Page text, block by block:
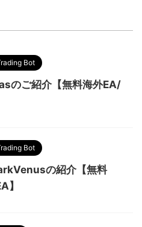
Bot
のご紹介【無料海外EA/
Bot
の紹介【無料
】